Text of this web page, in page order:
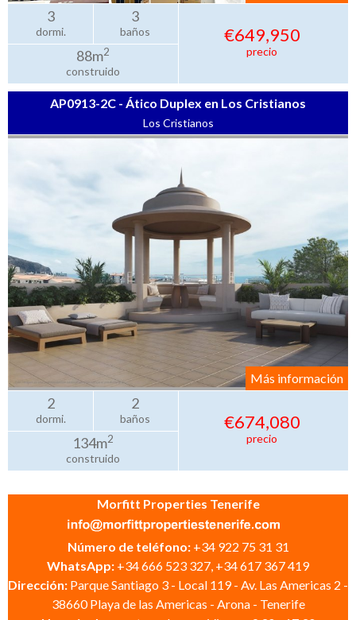
3
dormi.
3
baños
88m2
construido
€649,950
precio
AP0913-2C - Ático Duplex en Los Cristianos
Los Cristianos
Más información
2
dormi.
2
baños
134m2
construido
€674,080
precio
Morfitt Properties Tenerife
Número de teléfono: +34 922 75 31 31
WhatsApp: +34 666 523 327, +34 617 367 419
Dirección: Parque Santiago 3 - Local 119 - Av. Las Americas 2 -
38660 Playa de las Americas - Arona - Tenerife